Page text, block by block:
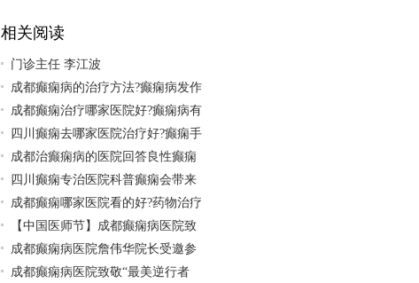
相关阅读
门诊主任 李江波
成都癫痫病的治疗方法?癫痫病发作
成都癫痫治疗哪家医院好?癫痫病有
四川癫痫去哪家医院治疗好?癫痫手
成都治癫痫病的医院回答良性癫痫
四川癫痫专治医院科普癫痫会带来
成都癫痫哪家医院看的好?药物治疗
【中国医师节】成都癫痫病医院致
成都癫痫病医院詹伟华院长受邀参
成都癫痫病医院致敬“最美逆行者